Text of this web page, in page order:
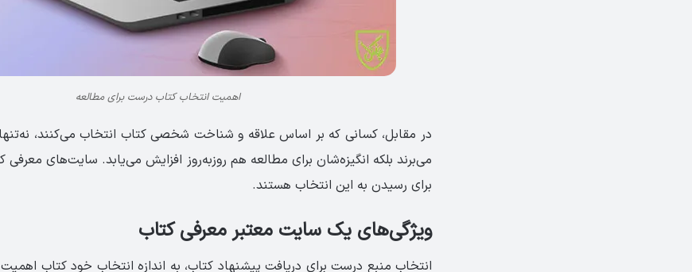
اهمیت انتخاب کتاب درست برای مطالعه
در مقابل، کسانی که بر اساس علاقه و شناخت شخصی کتاب انتخاب می‌کنند،
می‌برند بلکه انگیزه‌شان برای مطالعه هم روزبه‌روز افزایش می‌یابد. سایت‌های معرفی
برای رسیدن به این انتخاب هستند.
ویژگی‌های یک سایت معتبر معرفی کتاب
انتخاب منبع درست برای دریافت پیشنهاد کتاب، به اندازه انتخاب خود کتاب